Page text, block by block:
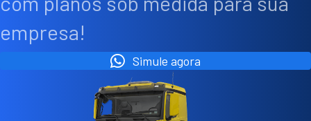
empresa!
Simule agora